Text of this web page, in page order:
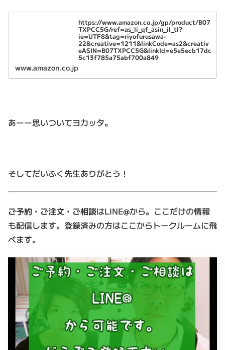
https://www.amazon.co.jp/gp/product/B07
TXPCC5G/ref=as_li_qf_asin_il_tl?
ie=UTF8&tag=riyofurusawa-
22&creative=1211&linkCode=as2&creativ
eASIN=B07TXPCC5G&linkId=e5e5ecb17dc
5c13f785a75abf700a849
www.amazon.co.jp
あーー思いついてヨカッタ。
そしてだいふく先生ありがとう！
ご予約・ご注文・ご相談はLINE@から。ここだけの情報
も配信します。登録済みの方はここからトークルームに飛
べます。